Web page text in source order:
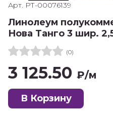
Арт. РТ-00076139
Линолеум
Нова Танго 3 шир.
(0)
3 125.50 ₽/м
В Корзину